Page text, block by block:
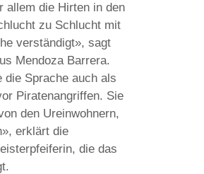
allem die Hirten in den
zu Schlucht mit
verständigt», sagt
Mendoza Barrera.
die Sprache auch als
Piratenangriffen. Sie
den Ureinwohnern,
erklärt die
die das